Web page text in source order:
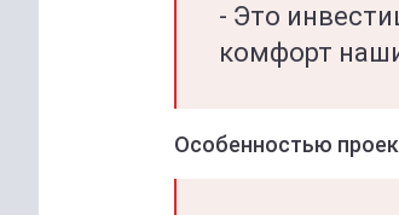
- Это
комфорт
Особенностью